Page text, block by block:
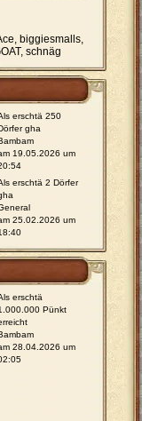
biggiesmalls,
schnäg
erschtä 250
gha
19.05.2026 um
erschtä 2 Dörfer
25.02.2026 um
erschtä
Pünkt
28.04.2026 um